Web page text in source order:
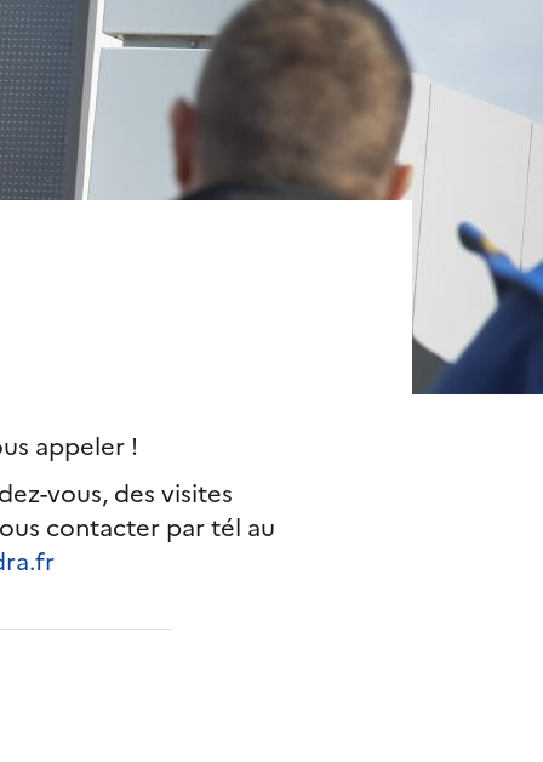
appeler !
vous, des visites
contacter par tél au